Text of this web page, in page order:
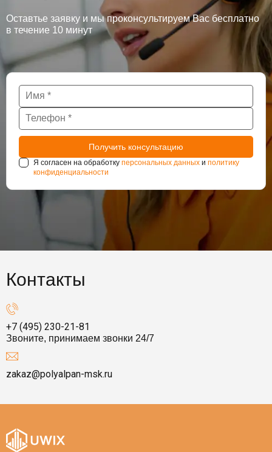
Оставтье заявку и мы проконсультируем Вас бесплатно
в течение 10 минут
Я согласен на обработку персональных данных и политику
конфиденциальности
Контакты
+7 (495) 230-21-81
Звоните, принимаем звонки 24/7
zakaz@polyalpan-msk.ru